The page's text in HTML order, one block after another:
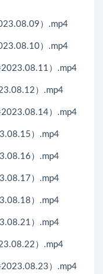
）.mp4
）.mp4
）.mp4
）.mp4
）.mp4
）.mp4
）.mp4
）.mp4
）.mp4
）.mp4
）.mp4
）.mp4